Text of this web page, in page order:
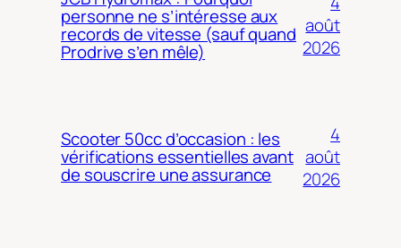
personne ne s’intéresse aux
records de vitesse (sauf quand
Prodrive s’en mêle)
août
2026
Scooter 50cc d’occasion : les
vérifications essentielles avant
de souscrire une assurance
4
août
2026